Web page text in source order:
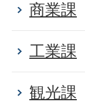
商業課
工業課
観光課